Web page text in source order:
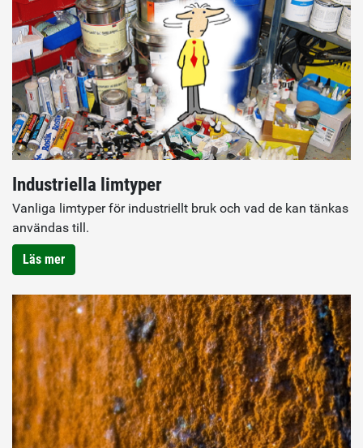
Industriella limtyper
Vanliga limtyper för industriellt bruk och vad de kan tänkas
användas till.
Läs mer